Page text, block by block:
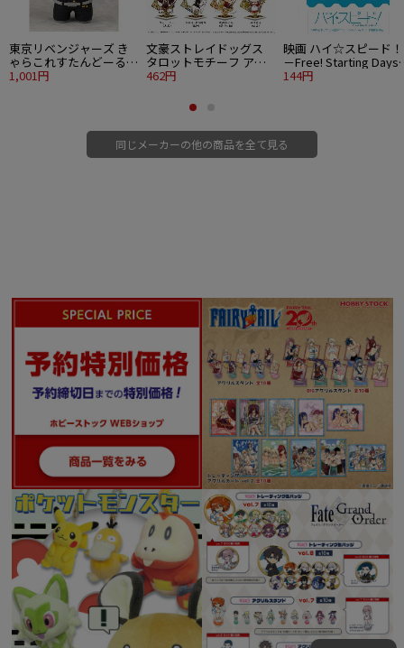
東京リベンジャーズ き
ゃらこれすたんどーる
松野千冬
1,001円
文豪ストレイドッグス
タロットモチーフ アク
リルスタンド 中島敦 愚
462円
映画 ハイ☆スピード！
－Free! Starting Days
ステンドグラス風蒔絵
144円
同じメーカーの他の商品を全て見る